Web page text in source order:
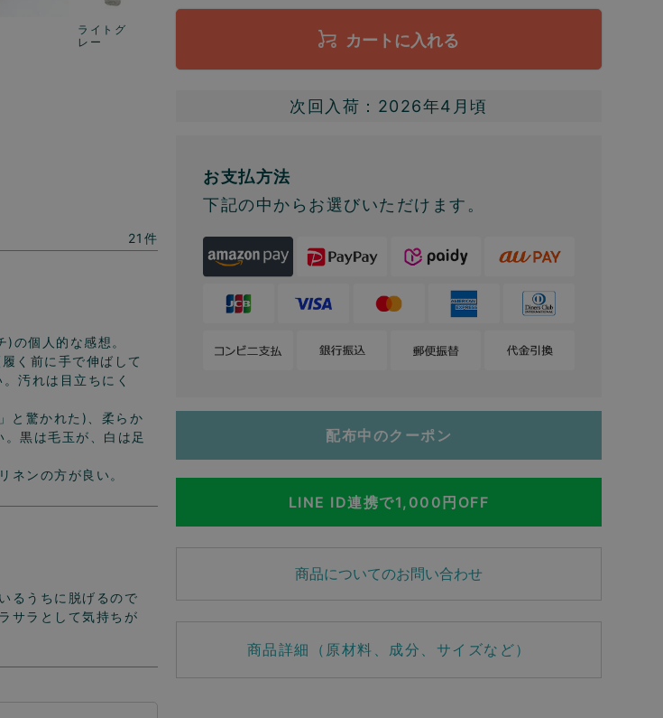
ライトグ
レー
21
の個人的な感想。
く前に手で伸ばして
汚れは目立ちにく
と驚かれた)、柔らか
黒は毛玉が、白は足
ネンの方が良い。
るうちに脱げるので
サラとして気持ちが
カートに入れる
次回入荷：2026年4月頃
お支払方法
下記の中からお選びいただけます。
配布中のクーポン
LINE ID連携で1,000円OFF
商品についてのお問い合わせ
商品詳細（原材料、成分、サイズなど）